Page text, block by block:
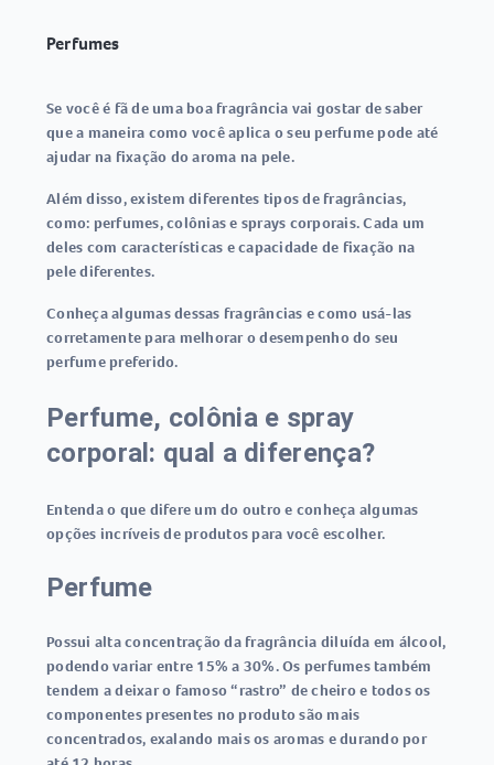
Perfumes
Se você é fã de uma boa fragrância vai gostar de saber
que a maneira como você aplica o seu perfume pode até
ajudar na fixação do aroma na pele.
Além disso, existem diferentes tipos de fragrâncias,
como: perfumes, colônias e sprays corporais. Cada um
deles com características e capacidade de fixação na
pele diferentes.
Conheça algumas dessas fragrâncias e como usá-las
corretamente para melhorar o desempenho do seu
perfume preferido.
Perfume, colônia e spray
corporal: qual a diferença?
Entenda o que difere um do outro e conheça algumas
opções incríveis de produtos para você escolher.
Perfume
Possui alta concentração da fragrância diluída em álcool,
podendo variar entre 15% a 30%. Os perfumes também
tendem a deixar o famoso “rastro” de cheiro e todos os
componentes presentes no produto são mais
concentrados, exalando mais os aromas e durando por